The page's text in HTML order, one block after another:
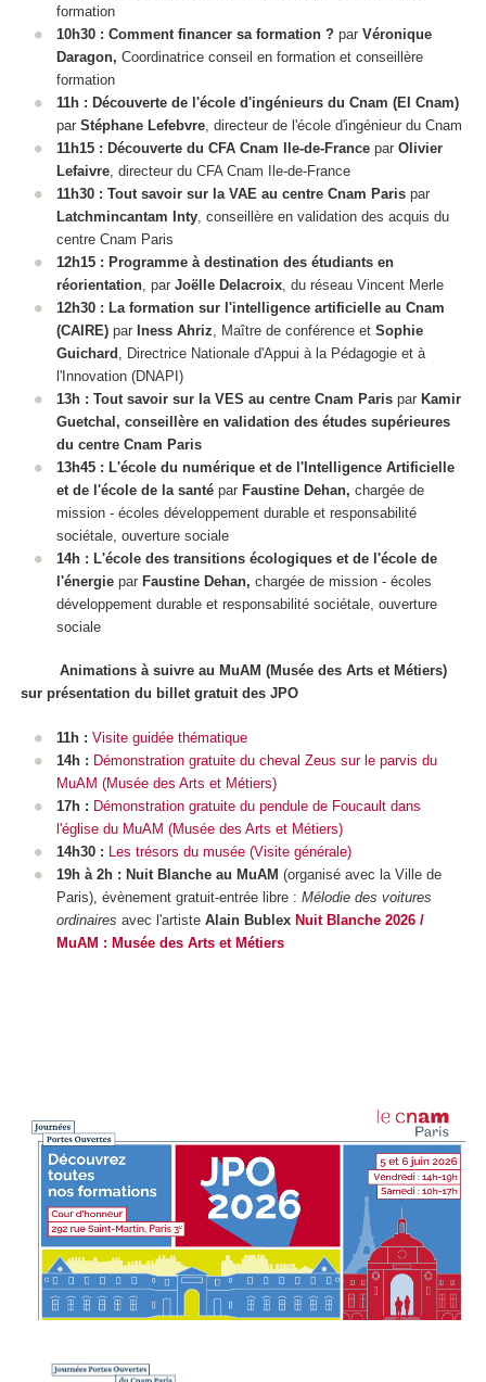
formation
10h30 : Comment financer sa formation ? parVéronique
Daragon, Coordinatrice conseil en formation et conseillère
formation
11h : Découverte de l'école d'ingénieurs du Cnam (EI Cnam)
par Stéphane Lefebvre, directeur de l'école d'ingénieur du Cnam
11h15 : Découverte du CFA Cnam Ile-de-Francepar Olivier
Lefaivre, directeur du CFA Cnam Ile-de-France
11h30 : Tout savoir sur la VAE au centre Cnam Paris par
Latchmincantam Inty, conseillère en validation des acquis du
centre Cnam Paris
12h15 : Programme à destination des étudiants en
réorientation, par Joëlle Delacroix, du réseau Vincent Merle
12h30 : La formation sur l'intelligence artificielle au Cnam
(CAIRE)par Iness Ahriz , Maître de conférence et Sophie
Guichard , Directrice Nationale d'Appui à la Pédagogie et à
l'Innovation (DNAPI)
13h : Tout savoir sur la VES au centre Cnam Paris par Kamir
Guetchal, conseillère en validation des études supérieures
du centre Cnam Paris
13h45 : L'école du numérique et de l'Intelligence Artificielle
et de l'école de la santé parFaustine Dehan, chargée de
mission - écoles développement durable et responsabilité
sociétale, ouverture sociale
14h : L'école des transitions écologiques et de l'école de
l'énergie par Faustine Dehan, chargée de mission - écoles
développement durable et responsabilité sociétale, ouverture
sociale
Animations à suivre au MuAM (Musée des Arts et Métiers)
sur présentation du billet gratuit des JPO
11h : Visite guidée thématique
14h : Démonstration gratuite du cheval Zeus sur le parvis du
MuAM (Musée des Arts et Métiers)
17h : Démonstration gratuite du pendule de Foucault dans
l'église du MuAM (Musée des Arts et Métiers)
14h30 : Les trésors du musée (Visite générale)
19h à 2h : Nuit Blanche au MuAM (organisé avec la Ville de
Paris), évènement gratuit-entrée libre : Mélodie des voitures
ordinaires avec l'artiste Alain Bublex Nuit Blanche 2026 /
MuAM : Musée des Arts et Métiers